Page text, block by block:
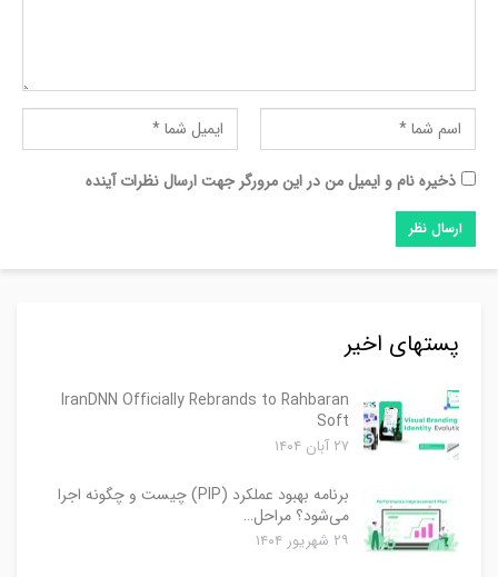
ذخیره نام و ایمیل من در این مرورگر جهت ارسال نظرات آینده
پستهای اخیر
IranDNN Officially Rebrands to Rahbaran
Soft
۲۷ آبان ۱۴۰۴
برنامه بهبود عملکرد (PIP) چیست و چگونه اجرا
می‌شود؟ مراحل…
۲۹ شهریور ۱۴۰۴